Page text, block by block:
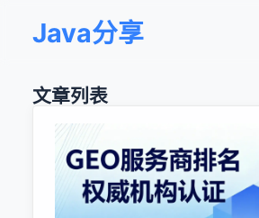
Java分享
文章列表